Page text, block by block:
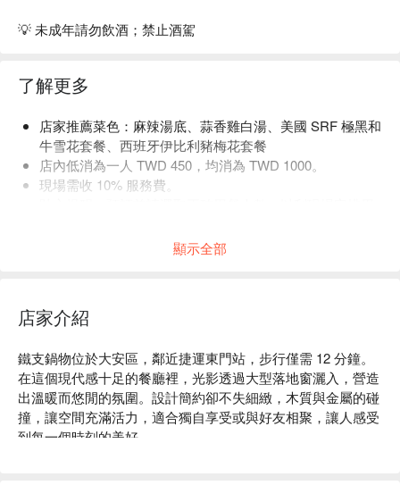
💡 未成年請勿飲酒；禁止酒駕
了解更多
店家推薦菜色： 麻辣湯底、蒜香雞白湯、美國 SRF 極黑和
牛雪花套餐、西班牙伊比利豬梅花套餐
店內低消為一人 TWD 450，均消為 TWD 1000。
現場需收 10% 服務費。
顯示全部
店家介紹
鐵支鍋物位於大安區，鄰近捷運東門站，步行僅需 12 分鐘。
在這個現代感十足的餐廳裡，光影透過大型落地窗灑入，營造
出溫暖而悠閒的氛圍。設計簡約卻不失細緻，木質與金屬的碰
撞，讓空間充滿活力，適合獨自享受或與好友相聚，讓人感受
到每一個時刻的美好。